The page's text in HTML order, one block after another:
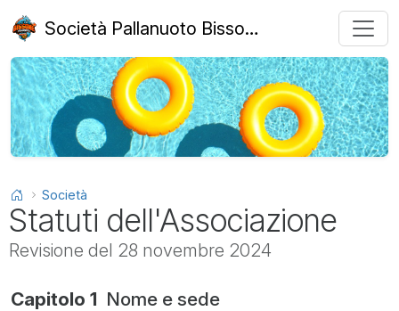
Società Pallanuoto Bissone
Homepage
Società
Statuti
Statuti dell'Associazione
Revisione del 28 novembre 2024
Capitolo 1 Nome e sede